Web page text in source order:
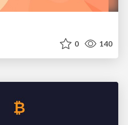
0 140